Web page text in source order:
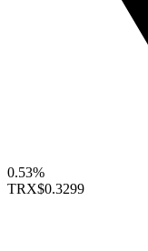
0.53%
TRX$0.3299